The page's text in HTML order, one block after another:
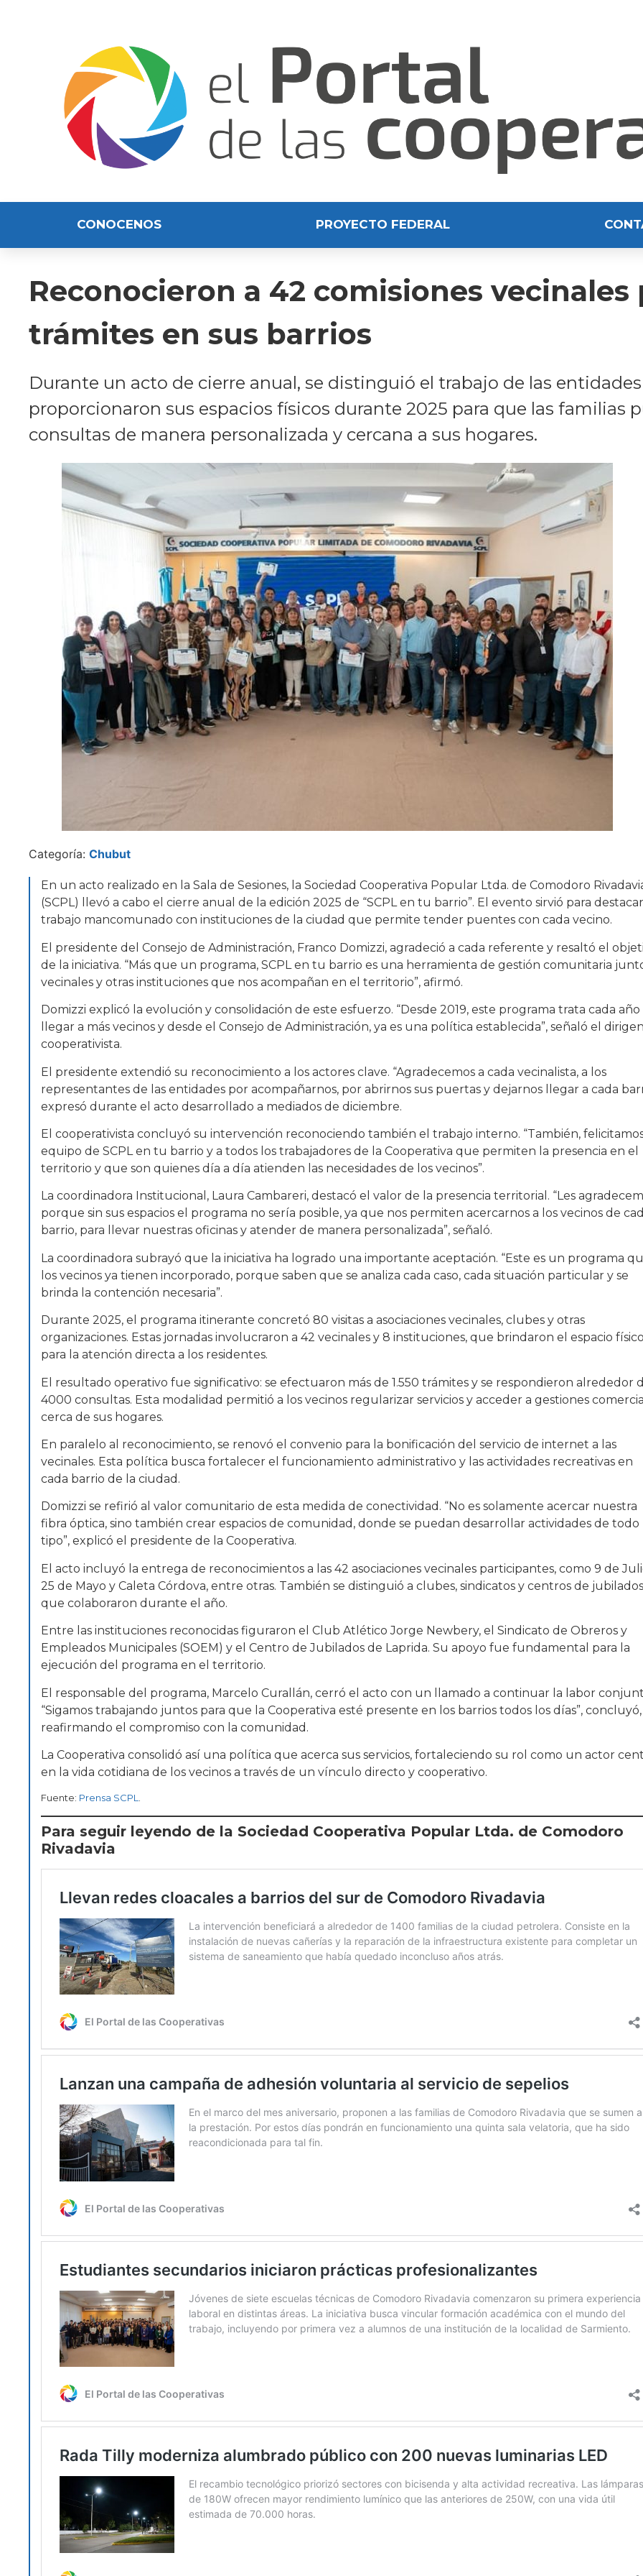
CONOCENOS PROYECTO FEDERAL
Reconocieron a 42 comisiones
trámites en sus barrios
Durante un acto de cierre anual, se distinguió el trabajo de las
proporcionaron sus espacios físicos durante 2025 para que las familias
consultas de manera personalizada y cercana a sus hogares.
Categoría: Chubut
En un acto realizado en la Sala de Sesiones, la Sociedad Cooperativa Popular Ltda. de Comodoro
(SCPL) llevó a cabo el cierre anual de la edición 2025 de “SCPL en tu barrio”. El evento sirvió para destacar
trabajo mancomunado con instituciones de la ciudad que permite tender puentes con cada vecino.
El presidente del Consejo de Administración, Franco Domizzi, agradeció a cada referente y resaltó el
de la iniciativa. “Más que un programa, SCPL en tu barrio es una herramienta de gestión comunitaria
vecinales y otras instituciones que nos acompañan en el territorio”, afirmó.
Domizzi explicó la evolución y consolidación de este esfuerzo. “Desde 2019, este programa trata cada año
llegar a más vecinos y desde el Consejo de Administración, ya es una política establecida”, señaló el
cooperativista.
El presidente extendió su reconocimiento a los actores clave. “Agradecemos a cada vecinalista, a los
representantes de las entidades por acompañarnos, por abrirnos sus puertas y dejarnos llegar a cada
expresó durante el acto desarrollado a mediados de diciembre.
El cooperativista concluyó su intervención reconociendo también el trabajo interno. “También, felicitamos
equipo de SCPL en tu barrio y a todos los trabajadores de la Cooperativa que permiten la presencia en el
territorio y que son quienes día a día atienden las necesidades de los vecinos”.
La coordinadora Institucional, Laura Cambareri, destacó el valor de la presencia territorial. “Les
porque sin sus espacios el programa no sería posible, ya que nos permiten acercarnos a los vecinos de
barrio, para llevar nuestras oficinas y atender de manera personalizada”, señaló.
La coordinadora subrayó que la iniciativa ha logrado una importante aceptación. “Este es un programa
los vecinos ya tienen incorporado, porque saben que se analiza cada caso, cada situación particular y se
brinda la contención necesaria”.
Durante 2025, el programa itinerante concretó 80 visitas a asociaciones vecinales, clubes y otras
organizaciones. Estas jornadas involucraron a 42 vecinales y 8 instituciones, que brindaron el espacio físico
para la atención directa a los residentes.
El resultado operativo fue significativo: se efectuaron más de 1.550 trámites y se respondieron alrededor
4000 consultas. Esta modalidad permitió a los vecinos regularizar servicios y acceder a gestiones
cerca de sus hogares.
En paralelo al reconocimiento, se renovó el convenio para la bonificación del servicio de internet a las
vecinales. Esta política busca fortalecer el funcionamiento administrativo y las actividades recreativas en
cada barrio de la ciudad.
Domizzi se refirió al valor comunitario de esta medida de conectividad. “No es solamente acercar nuestra
fibra óptica, sino también crear espacios de comunidad, donde se puedan desarrollar actividades de todo
tipo”, explicó el presidente de la Cooperativa.
El acto incluyó la entrega de reconocimientos a las 42 asociaciones vecinales participantes, como 9 de
25 de Mayo y Caleta Córdova, entre otras. También se distinguió a clubes, sindicatos y centros de jubilados
que colaboraron durante el año.
Entre las instituciones reconocidas figuraron el Club Atlético Jorge Newbery, el Sindicato de Obreros y
Empleados Municipales (SOEM) y el Centro de Jubilados de Laprida. Su apoyo fue fundamental para la
ejecución del programa en el territorio.
El responsable del programa, Marcelo Curallán, cerró el acto con un llamado a continuar la labor
“Sigamos trabajando juntos para que la Cooperativa esté presente en los barrios todos los días”, concluyó,
reafirmando el compromiso con la comunidad.
La Cooperativa consolidó así una política que acerca sus servicios, fortaleciendo su rol como un actor
en la vida cotidiana de los vecinos a través de un vínculo directo y cooperativo.
Fuente: Prensa SCPL.
Para seguir leyendo de la Sociedad Cooperativa Popular Ltda. de Comodoro
Rivadavia